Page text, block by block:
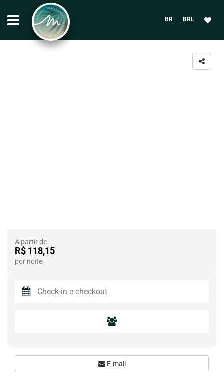
BR BRL
A partir de
R$ 118,15
por noite
E-mail